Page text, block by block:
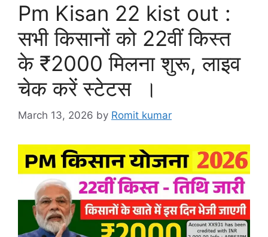
Pm Kisan 22 kist out :
सभी किसानों को 22वीं किस्त
के ₹2000 मिलना शुरू, लाइव
चेक करें स्टेटस ।
March 13, 2026 by Romit kumar